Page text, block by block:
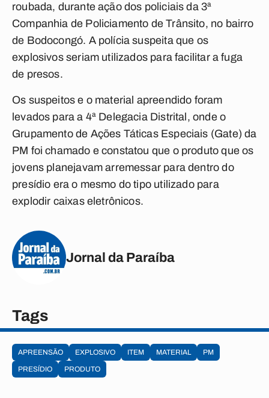
roubada, durante ação dos policiais da 3ª
Companhia de Policiamento de Trânsito, no bairro
de Bodocongó. A polícia suspeita que os
explosivos seriam utilizados para facilitar a fuga
de presos.
Os suspeitos e o material apreendido foram
levados para a 4ª Delegacia Distrital, onde o
Grupamento de Ações Táticas Especiais (Gate) da
PM foi chamado e constatou que o produto que os
jovens planejavam arremessar para dentro do
presídio era o mesmo do tipo utilizado para
explodir caixas eletrônicos.
Jornal da Paraíba
Tags
APREENSÃO EXPLOSIVO ITEM MATERIAL
PM
PRESÍDIO
PRODUTO